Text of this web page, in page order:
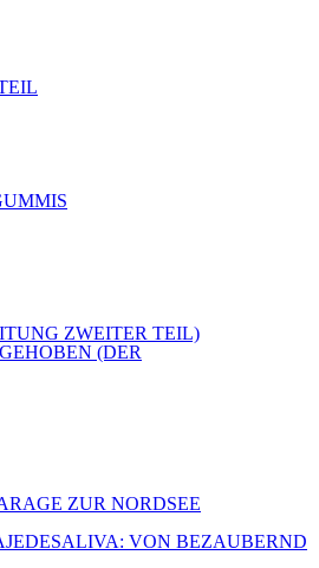
ZWEITER TEIL)
(DER
ZUR NORDSEE
VON BEZAUBERND